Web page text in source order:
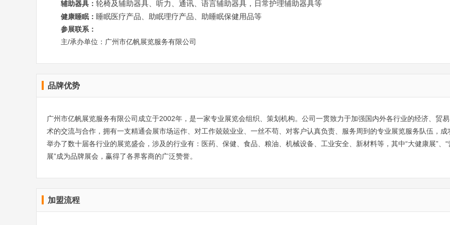
辅助器具： 轮椅及辅助器具、听力、通讯、语言辅助器具，日常护理辅助器具等
健康睡眠： 睡眠医疗产品、助眠理疗产品、助睡眠保健用品等
参展联系：
主/承办单位：广州市亿帆展览服务有限公司
品牌优势
广州市亿帆展览服务有限公司成立于2002年，是一家专业展览会组织、策划机构。公司一贯致力于加强国内外各行业的经济、贸
术的交流与合作，拥有一支精通会展市场运作、对工作兢兢业业、一丝不苟、对客户认真负责、服务周到的专业展览服务队伍，成
举办了数十届各行业的展览盛会，涉及的行业有：医药、保健、食品、粮油、机械设备、工业安全、新材料等，其中“大健康展”、“
展”成为品牌展会，赢得了各界客商的广泛赞誉。
加盟流程